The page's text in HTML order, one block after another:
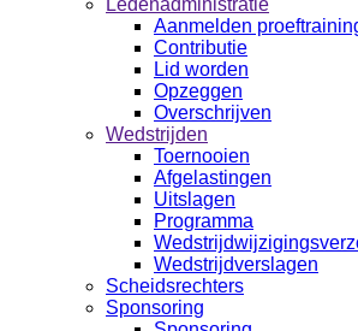
Ledenadministratie
Aanmelden
Contributie
Lid worden
Opzeggen
Overschrijven
Wedstrijden
Toernooien
Afgelastingen
Uitslagen
Programma
Wedstrijdverslagen
Scheidsrechters
Sponsoring